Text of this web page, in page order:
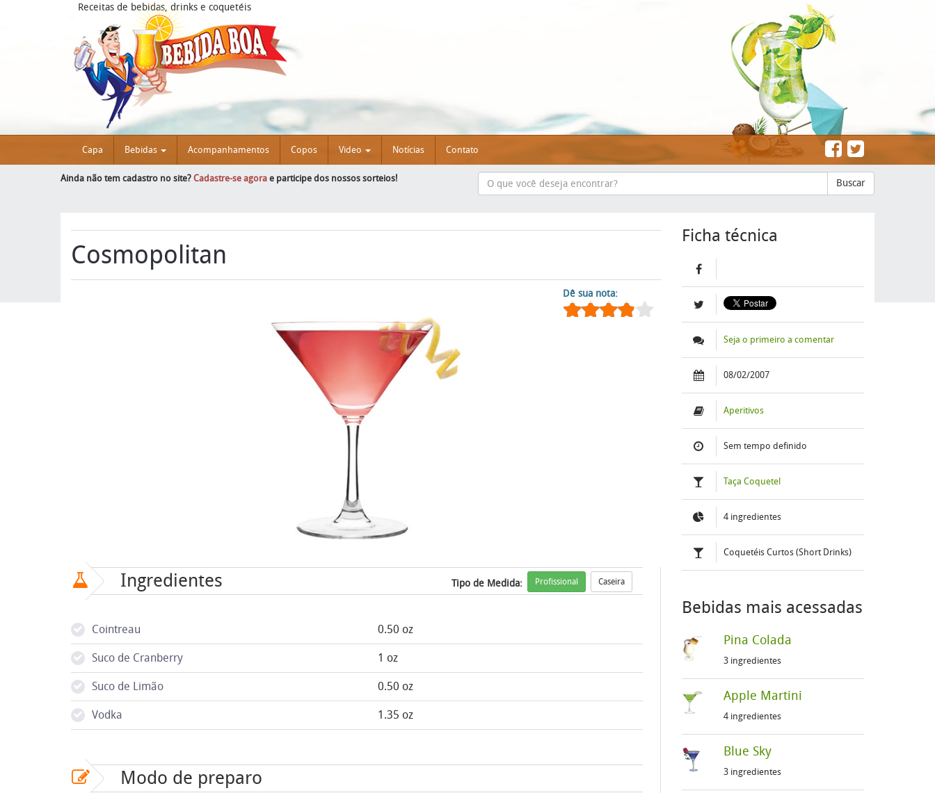
Receitas de bebidas, drinks e coquetéis
Capa Bebidas Acompanhamentos Copos Video Notícias Contato
Ainda não tem cadastro no site? Cadastre-se agora e participe dos nossos sorteios! Buscar
Cosmopolitan
Dê sua nota:
Ingredientes Tipo de Medida: Profissional Caseira
Cointreau 0.50 oz
Suco de Cranberry 1 oz
Suco de Limão 0.50 oz
Vodka 1.35 oz
Modo de preparo
Ficha técnica
Seja o primeiro a comentar
08/02/2007
Aperitivos
Sem tempo definido
Taça Coquetel
4 ingredientes
Coquetéis Curtos (Short Drinks)
Bebidas mais acessadas
Pina Colada
3 ingredientes
Apple Martini
4 ingredientes
Blue Sky
3 ingredientes